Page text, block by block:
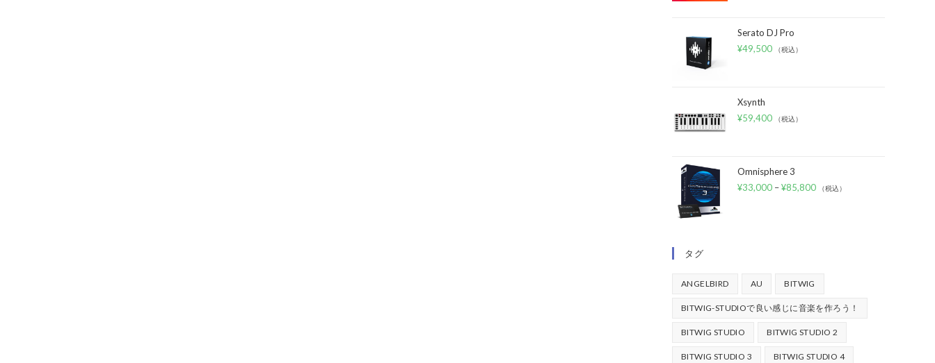
Serato DJ Pro
¥49,500 （税込）
Xsynth
¥59,400 （税込）
Omnisphere 3
¥33,000 –¥85,800 （税込）
タグ
ANGELBIRD AU BITWIG
BITWIG-STUDIOで良い感じに音楽を作ろう！
BITWIG STUDIO BITWIG STUDIO 2
BITWIG STUDIO 3 BITWIG STUDIO 4